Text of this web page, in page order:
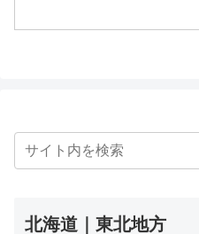
北海道｜東北地方